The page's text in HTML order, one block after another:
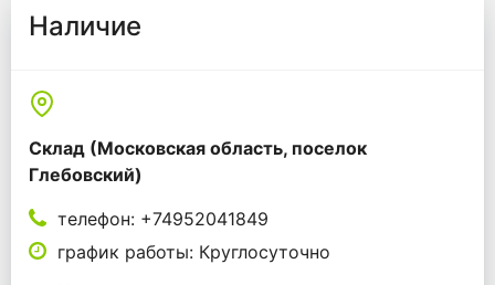
Наличие
Склад (Московская область, поселок
Глебовский)
телефон: +74952041849
график работы: Круглосуточно